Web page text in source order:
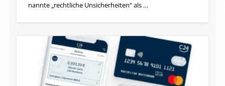
nannte „rechtliche Unsicherheiten“ als …